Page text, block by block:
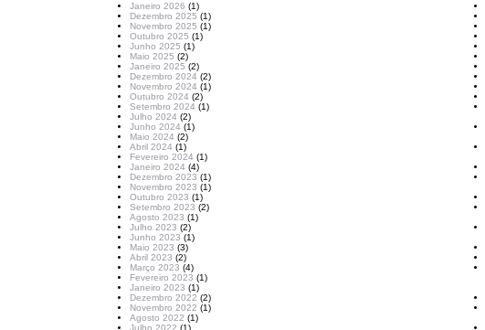
Janeiro 2026 (1)
Dezembro 2025 (1)
Novembro 2025 (1)
Outubro 2025 (1)
Junho 2025 (1)
Maio 2025 (2)
Janeiro 2025 (2)
Dezembro 2024 (2)
Novembro 2024 (1)
Outubro 2024 (2)
Setembro 2024 (1)
Julho 2024 (2)
Junho 2024 (1)
Maio 2024 (2)
Abril 2024 (1)
Fevereiro 2024 (1)
Janeiro 2024 (4)
Dezembro 2023 (1)
Novembro 2023 (1)
Outubro 2023 (1)
Setembro 2023 (2)
Agosto 2023 (1)
Julho 2023 (2)
Junho 2023 (1)
Maio 2023 (3)
Abril 2023 (2)
Março 2023 (4)
Fevereiro 2023 (1)
Janeiro 2023 (1)
Dezembro 2022 (2)
Novembro 2022 (1)
Agosto 2022 (1)
Julho 2022 (1)